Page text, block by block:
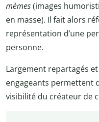
mèmes(images
en masse). Il fait alors
représentation d’une
personne.
Largement repartagés
engageants permettent
visibilité du créateur de